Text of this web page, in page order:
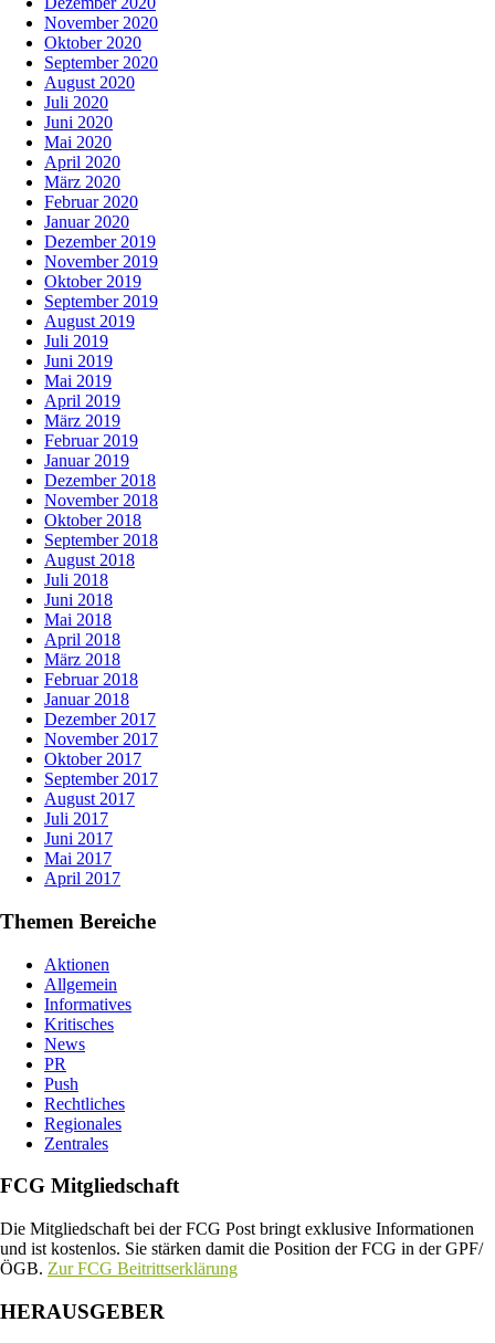
November 2020
Oktober 2020
September 2020
August 2020
Juli 2020
Juni 2020
Mai 2020
April 2020
März 2020
Februar 2020
Januar 2020
Dezember 2019
November 2019
Oktober 2019
September 2019
August 2019
Juli 2019
Juni 2019
Mai 2019
April 2019
März 2019
Februar 2019
Januar 2019
Dezember 2018
November 2018
Oktober 2018
September 2018
August 2018
Juli 2018
Juni 2018
Mai 2018
April 2018
März 2018
Februar 2018
Januar 2018
Dezember 2017
November 2017
Oktober 2017
September 2017
August 2017
Juli 2017
Juni 2017
Mai 2017
April 2017
Themen Bereiche
Aktionen
Allgemein
Informatives
Kritisches
News
PR
Push
Rechtliches
Regionales
Zentrales
FCG Mitgliedschaft
Die Mitgliedschaft bei der FCG Post bringt exklusive Informationen
und ist kostenlos. Sie stärken damit die Position der FCG in der GPF/
ÖGB. Zur FCG Beitrittserklärung
HERAUSGEBER